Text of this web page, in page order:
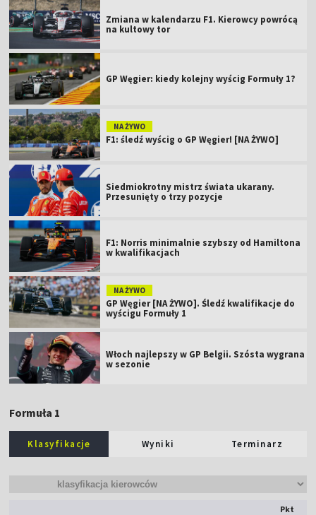
Zmiana w kalendarzu F1. Kierowcy powrócą
na kultowy tor
GP Węgier: kiedy kolejny wyścig Formuły 1?
NA ŻYWO
F1: śledź wyścig o GP Węgier! [NA ŻYWO]
Siedmiokrotny mistrz świata ukarany.
Przesunięty o trzy pozycje
F1: Norris minimalnie szybszy od Hamiltona
w kwalifikacjach
NA ŻYWO
GP Węgier [NA ŻYWO]. Śledź kwalifikacje do
wyścigu Formuły 1
Włoch najlepszy w GP Belgii. Szósta wygrana
w sezonie
Formuła 1
Klasyfikacje Wyniki Terminarz
Pkt